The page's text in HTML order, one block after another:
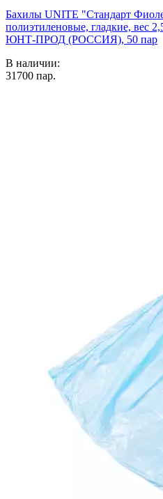
Бахилы UNITE "Стандарт
полиэтиленовые, гладкие, вес
ЮНТ-ПРОД (РОССИЯ), 50 пар
В наличии:
31700 пар.